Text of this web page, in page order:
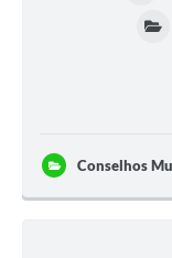
Conselhos